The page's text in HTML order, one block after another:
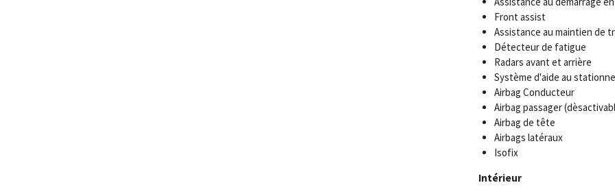
Front assist
Assistance au maintien de
Détecteur de fatigue
Radars avant et arrière
Système d'aide au
Airbag Conducteur
Airbag passager
Airbag de tête
Airbags latéraux
Isofix
Intérieur